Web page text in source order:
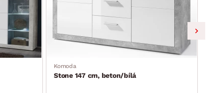
Komoda
Stone 147 cm, beton/bílá